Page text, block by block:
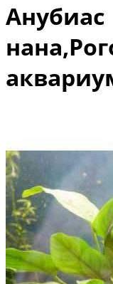
Анубиас